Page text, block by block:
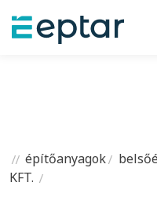
építőanyagok
KFT.